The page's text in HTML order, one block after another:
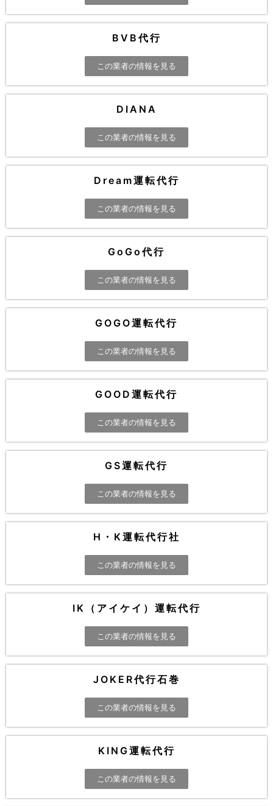
BVB代行
この業者の情報を見る
DIANA
この業者の情報を見る
Dream運転代行
この業者の情報を見る
GoGo代行
この業者の情報を見る
GOGO運転代行
この業者の情報を見る
GOOD運転代行
この業者の情報を見る
GS運転代行
この業者の情報を見る
H・K運転代行社
この業者の情報を見る
IK（アイケイ）運転代行
この業者の情報を見る
JOKER代行石巻
この業者の情報を見る
KING運転代行
この業者の情報を見る